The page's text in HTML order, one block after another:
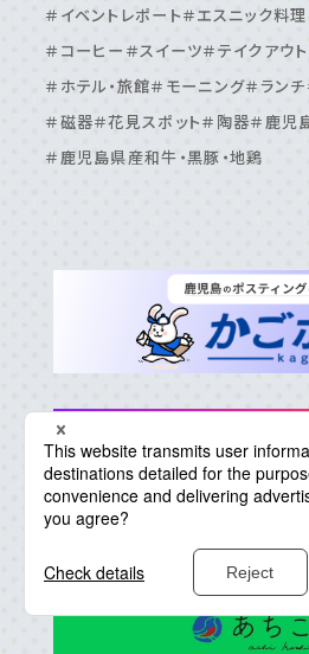
＃桜島周辺
＃鴨池・与次郎周辺
＃イベントレポート＃エスニック料理
＃コーヒー ＃スイーツ＃テイクアウト
＃ホテル・旅館＃モーニング＃ランチ
＃磁器＃花見スポット＃陶器＃鹿児
＃鹿児島県産和牛・黒豚・地鶏